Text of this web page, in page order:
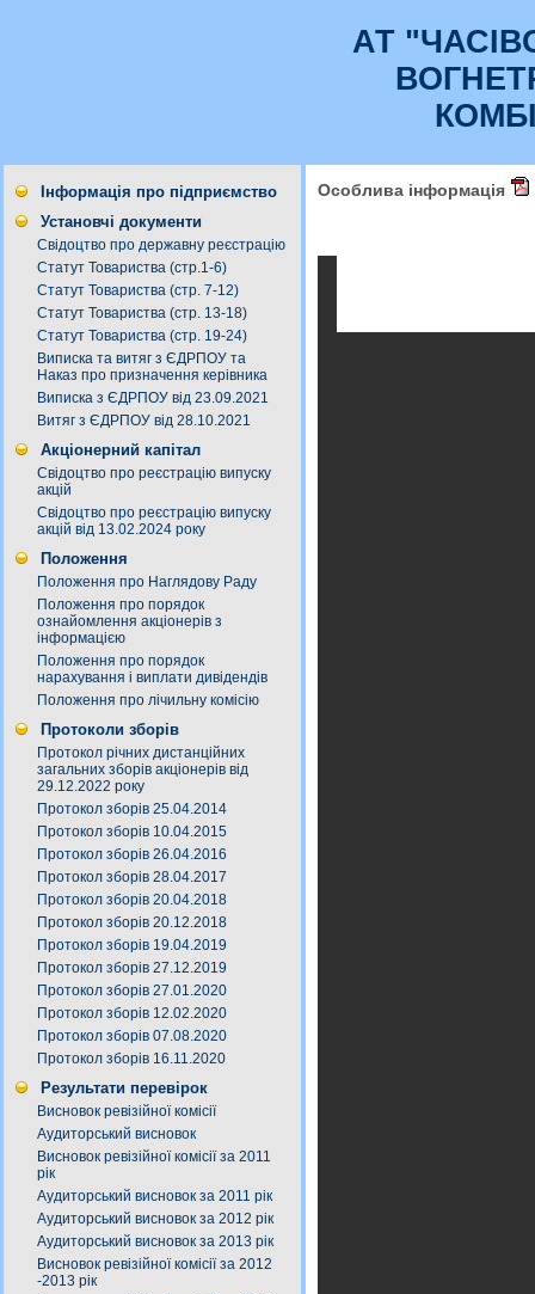
АТ
Інформація про підприємство
Установчі документи
Свідоцтво про державну реєстрацію
Статут Товариства (стр.1-6)
Статут Товариства (стр. 7-12)
Статут Товариства (стр. 13-18)
Статут Товариства (стр. 19-24)
Виписка та витяг з ЄДРПОУ та
Наказ про призначення керівника
Виписка з ЄДРПОУ від 23.09.2021
Витяг з ЄДРПОУ від 28.10.2021
Акціонерний капітал
Свідоцтво про реєстрацію випуску
акцій
Свідоцтво про реєстрацію випуску
акцій від 13.02.2024 року
Положення
Положення про Наглядову Раду
Положення про порядок
ознайомлення акціонерів з
інформацією
Положення про порядок
нарахування і виплати дивідендів
Положення про лічильну комісію
Протоколи зборів
Протокол річних дистанційних
загальних зборів акціонерів від
29.12.2022 року
Протокол зборів 25.04.2014
Протокол зборів 10.04.2015
Протокол зборів 26.04.2016
Протокол зборів 28.04.2017
Протокол зборів 20.04.2018
Протокол зборів 20.12.2018
Протокол зборів 19.04.2019
Протокол зборів 27.12.2019
Протокол зборів 27.01.2020
Протокол зборів 12.02.2020
Протокол зборів 07.08.2020
Протокол зборів 16.11.2020
Результати перевірок
Висновок ревізійної комісії
Аудиторський висновок
Висновок ревізійної комісії за 2011
рік
Аудиторський висновок за 2011 рік
Аудиторський висновок за 2012 рік
Аудиторський висновок за 2013 рік
Висновок ревізійної комісії за 2012
-2013 рік
Особлива інформація